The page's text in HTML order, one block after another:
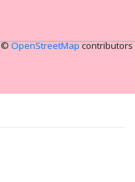
©OpenStreetMapcontributors